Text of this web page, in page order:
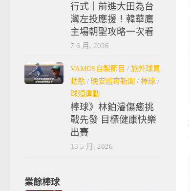
行式｜前進大田為台
灣左投應援！韓華鷹
主場朝聖攻略一次看
7 6 月, 2026
VAMOS自製節目 / 旅外球員
動態 / 晚安體育新聞 / 棒球 /
球類運動
棒球》林鉑濬傷癒挑
戰先發 目標健康快樂
出賽
15 5 月, 2026
業餘棒球